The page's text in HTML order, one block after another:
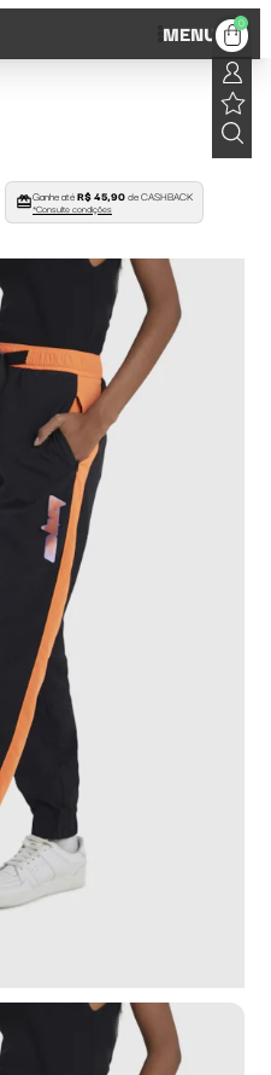
MENU 0
Ganhe atéR$ 45,90de CASHBACK
*Consulte condições